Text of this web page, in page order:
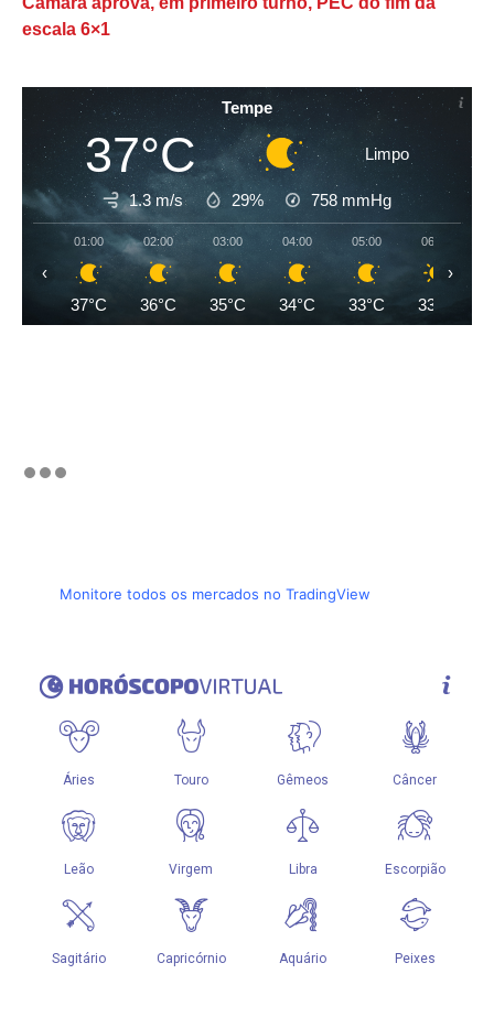
escala 6×1
Tempe
37°C Limpo
1.3 m/s 29% 758 mmHg
01:00
37°C
02:00
36°C
03:00
35°C
04:00
34°C
05:00
33°C
06:00
33°C
‹ ›
Monitore todos os mercados no TradingView